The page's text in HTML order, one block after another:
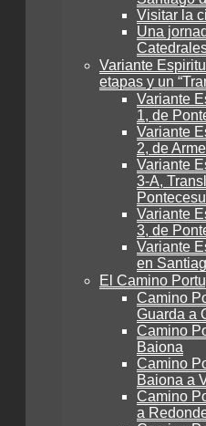
Visitar la
Una
Variante
etapas y un
Variante
1, de
Variante
2, de
Variante
3-A,
Variante
3, de
Variante
en
El Camino
Camino
Guarda a
Camino
Baiona
Camino
Baiona a
Camino
a